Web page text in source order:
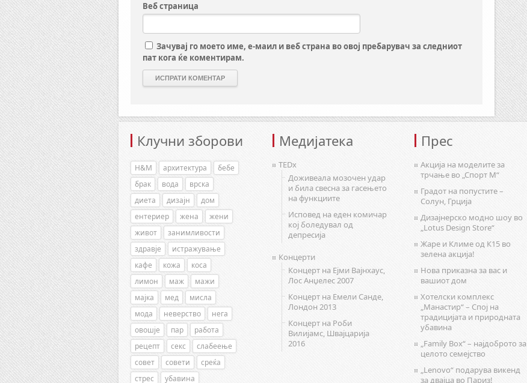
Веб страница
Зачувај го моето име, е-маил и веб страна во овој пребарувач за следниот
пат кога ќе коментирам.
Клучни зборови
H&M архитектура
бебе
брак
вода
врска
диета
дизајн
дом
ентериер
жена
жени
живот
занимливости
здравје
истражување
кафе
кожа
коса
лимон
маж
мажи
мајка
мед
мисла
мода
неверство
нега
овошје
пар
работа
рецепт
секс
слабеење
совет
совети
среќа
стрес
убавина
Медијатека
TEDx
Доживеала мозочен удар
и била свесна за гасењето
на функциите
Исповед на еден комичар
кој боледувал од
депресија
Концерти
Концерт на Ејми Вајнхаус,
Лос Анџелес 2007
Концерт на Емели Санде,
Лондон 2013
Концерт на Роби
Вилијамс, Швајцарија
2016
Прес
Акција на моделите за
трчање во „Спорт М“
Градот на попустите –
Солун, Грција
Дизајнерско модно шоу во
„Lotus Design Store“
Жаре и Климе од К15 во
зелена акција!
Нова приказна за вас и
вашиот дом
Хотелски комплекс
„Манастир“ – Спој на
традицијата и природната
убавина
„Family Box“ – најдоброто за
целото семејство
„Lenovo“ подарува викенд
за двајца во Париз!